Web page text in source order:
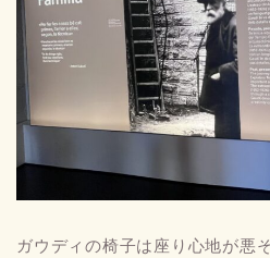
ガウディの椅子は座り心地が悪